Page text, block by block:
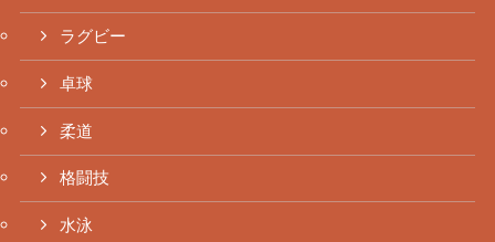
ラグビー
卓球
柔道
格闘技
水泳